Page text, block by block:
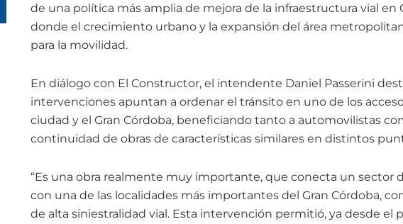
de una política más amplia de mejora de la infraestructura vial
donde el crecimiento urbano y la expansión del área
para la movilidad.
En diálogo con El Constructor, el intendente Daniel Passerini
intervenciones apuntan a ordenar el tránsito en uno de los
ciudad y el Gran Córdoba, beneficiando tanto a automovilistas
continuidad de obras de características similares en distintos
“Es una obra realmente muy importante, que conecta un sector
con una de las localidades más importantes del Gran Córdoba,
de alta siniestralidad vial. Esta intervención permitió, ya desde el